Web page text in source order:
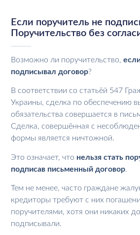
Если поручитель не
Поручительство без
Возможно ли поручительство,
подписывал договор?
В соответствии со статьёй 547
Украины, сделка по обеспечению
обязательства совершается в
Сделка, совершённая с
формы является ничтожной.
Это означает, что нельзя стать
подписав письменный договор.
Тем не менее, часто граждане
кредиторы требуют с них
поручителями, хотя они никаких
подписывали.